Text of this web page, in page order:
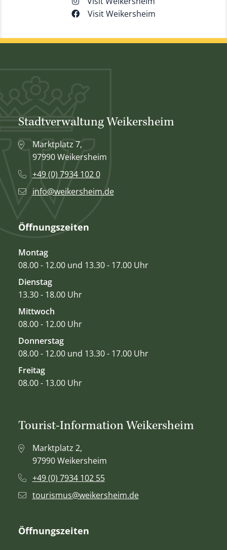
Visit Weikersheim
Stadtverwaltung Weikersheim
Marktplatz 7,
97990 Weikersheim
+49 (0) 7934 102 0
info@weikersheim.de
Öffnungszeiten
Montag
08.00 - 12.00 und 13.30 - 17.00 Uhr
Dienstag
13.30 - 18.00 Uhr
Mittwoch
08.00 - 12.00 Uhr
Donnerstag
08.00 - 12.00 und 13.30 - 17.00 Uhr
Freitag
08.00 - 13.00 Uhr
Tourist-Information Weikersheim
Marktplatz 2,
97990 Weikersheim
+49 (0) 7934 102 55
tourismus@weikersheim.de
Öffnungszeiten